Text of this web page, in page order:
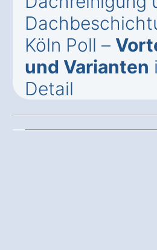
Köln Poll –
und Varianten
Detail